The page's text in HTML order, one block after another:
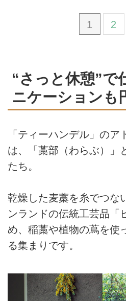
1 2
“さっと休憩”で
ニケーションも
「ティーハンデル」の
は、「藁部（わらぶ）」
たち。
乾燥した麦藁を糸でつな
ンランドの伝統工芸品「
め、稲藁や植物の蔦を使
る集まりです。